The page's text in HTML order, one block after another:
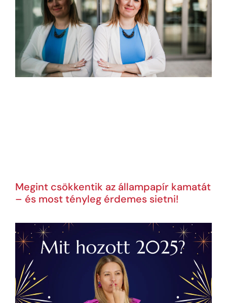
Megint csökkentik az állampapír kamatát
– és most tényleg érdemes sietni!